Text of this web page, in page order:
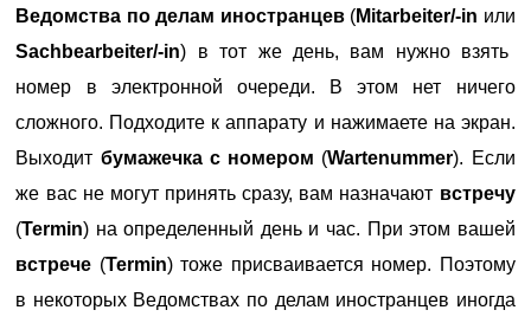
Ведомства по делам иностранцев (Mitarbeiter/-in или
Sachbearbeiter/-in) в тот же день, вам нужно взять
номер в электронной очереди. В этом нет ничего
сложного. Подходите к аппарату и нажимаете на экран.
Выходит бумажечка с номером (Wartenummer). Если
же вас не могут принять сразу, вам назначают встречу
(Termin) на определенный день и час. При этом вашей
встрече (Termin) тоже присваивается номер. Поэтому
в некоторых Ведомствах по делам иностранцев иногда